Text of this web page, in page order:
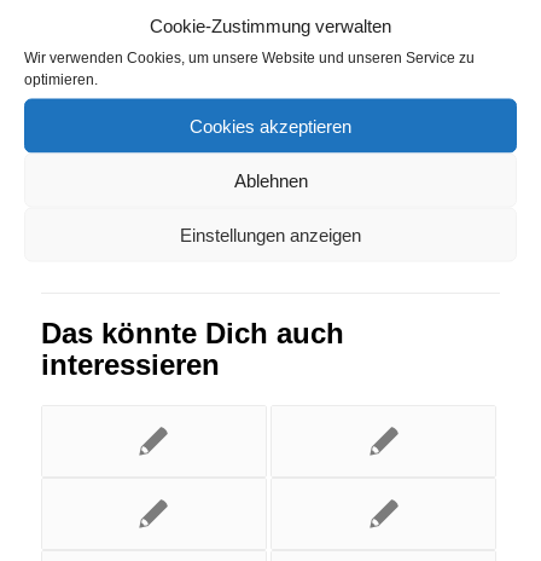
Cookie-Zustimmung verwalten
Wir verwenden Cookies, um unsere Website und unseren Service zu
optimieren.
Cookies akzeptieren
Ablehnen
Einstellungen anzeigen
Eintrag teilen
Das könnte Dich auch
interessieren